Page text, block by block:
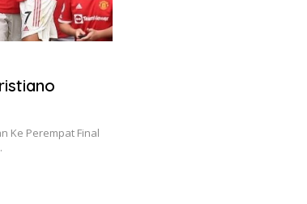
Ke Perempat Final